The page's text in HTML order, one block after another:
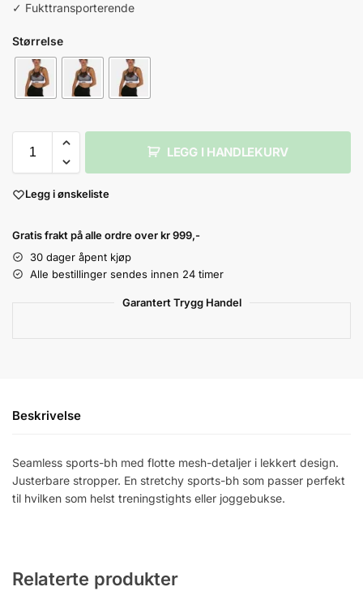
✓ Fukttransporterende
Størrelse
LEGG I HANDLEKURV
Legg i ønskeliste
Gratis frakt på alle ordre over kr 999,-
30 dager åpent kjøp
Alle bestillinger sendes innen 24 timer
Garantert Trygg Handel
Beskrivelse
Seamless sports-bh med flotte mesh-detaljer i lekkert design.
Justerbare stropper. En stretchy sports-bh som passer perfekt
til hvilken som helst treningstights eller joggebukse.
Relaterte produkter